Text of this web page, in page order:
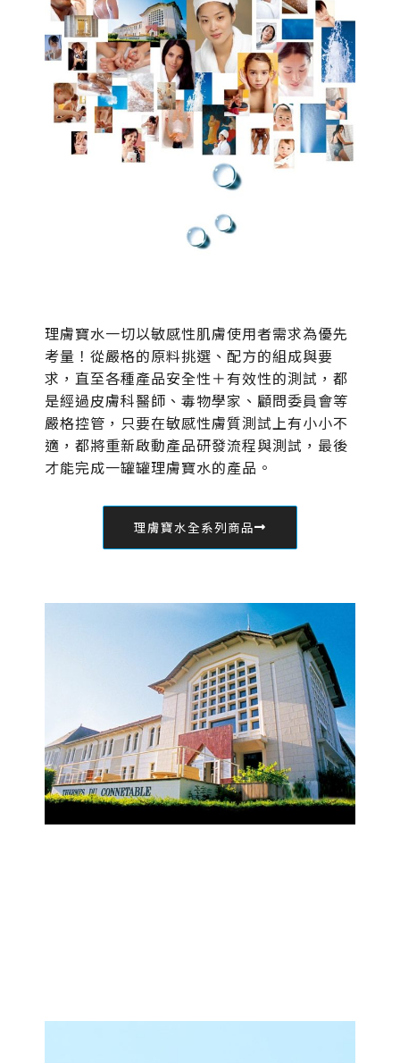
理膚寶水一切以敏感性肌膚使用者需求為優先
考量！從嚴格的原料挑選、配方的組成與要
求，直至各種產品安全性＋有效性的測試，都
是經過皮膚科醫師、毒物學家、顧問委員會等
嚴格控管，只要在敏感性膚質測試上有小小不
適，都將重新啟動產品研發流程與測試，最後
才能完成一罐罐理膚寶水的產品。
理膚寶水全系列商品